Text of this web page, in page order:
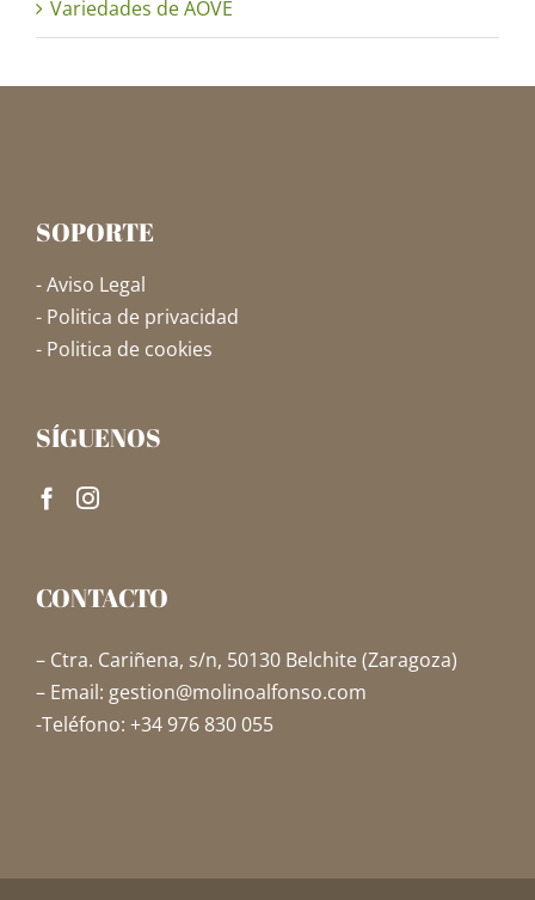
Variedades de AOVE
SOPORTE
- Aviso Legal
- Politica de privacidad
- Politica de cookies
SÍGUENOS
CONTACTO
– Ctra. Cariñena, s/n, 50130 Belchite (Zaragoza)
– Email: gestion@molinoalfonso.com
-Teléfono: +34 976 830 055